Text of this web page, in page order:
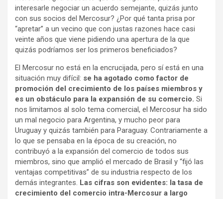
interesarle negociar un acuerdo semejante, quizás junto
con sus socios del Mercosur? ¿Por qué tanta prisa por
“apretar” a un vecino que con justas razones hace casi
veinte años que viene pidiendo una apertura de la que
quizás podríamos ser los primeros beneficiados?
El Mercosur no está en la encrucijada, pero sí está en una
situación muy difícil: se ha agotado como factor de
promoción del crecimiento de los países miembros y
es un obstáculo para la expansión de su comercio. Si
nos limitamos al solo tema comercial, el Mercosur ha sido
un mal negocio para Argentina, y mucho peor para
Uruguay y quizás también para Paraguay. Contrariamente a
lo que se pensaba en la época de su creación, no
contribuyó a la expansión del comercio de todos sus
miembros, sino que amplió el mercado de Brasil y “fijó las
ventajas competitivas” de su industria respecto de los
demás integrantes. Las cifras son evidentes: la tasa de
crecimiento del comercio intra-Mercosur a largo